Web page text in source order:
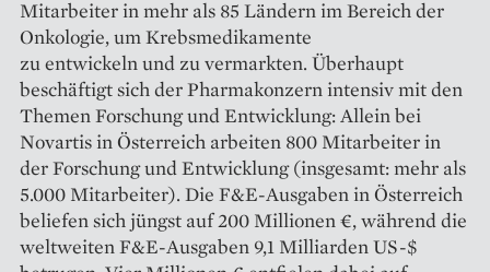
Mitarbeiter in mehr als 85 Ländern im Bereich der
Onkologie, um Krebsmedikamente
zu entwickeln und zu vermarkten. Überhaupt
beschäftigt sich der Pharmakonzern intensiv mit den
Themen Forschung und Entwicklung: Allein bei
Novartis in Österreich arbeiten 800 Mitarbeiter in
der Forschung und Entwicklung (insgesamt: mehr als
5.000 Mitarbeiter). Die F&E-Ausgaben in Österreich
beliefen sich jüngst auf 200 Millionen €, während die
weltweiten F&E-Ausgaben 9,1 Milliarden US-$